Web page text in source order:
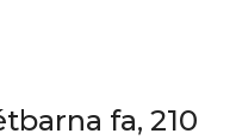
fa, 210